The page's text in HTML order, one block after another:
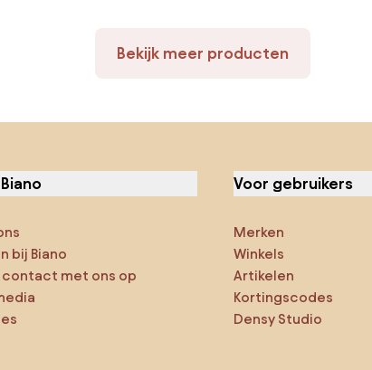
Bekijk meer producten
bij Biano
contact met ons op
Voor gebruikers
Merken
Winkels
Artikelen
Kortingscodes
Densy Studio